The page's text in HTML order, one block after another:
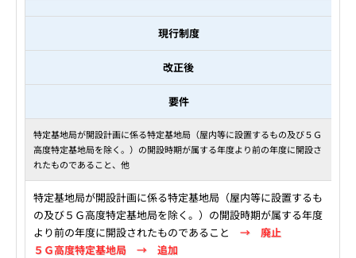
現行制度
改正後
要件
特定基地局が開設計画に係る特定基地局（屋内等に設置するもの及び５Ｇ
高度特定基地局を除く。）の開設時期が属する年度より前の年度に開設さ
れたものであること、他
特定基地局が開設計画に係る特定基地局（屋内等に設置するも
の及び５Ｇ高度特定基地局を除く。）の開設時期が属する年度
より前の年度に開設されたものであること → 廃止
５Ｇ高度特定基地局 → 追加